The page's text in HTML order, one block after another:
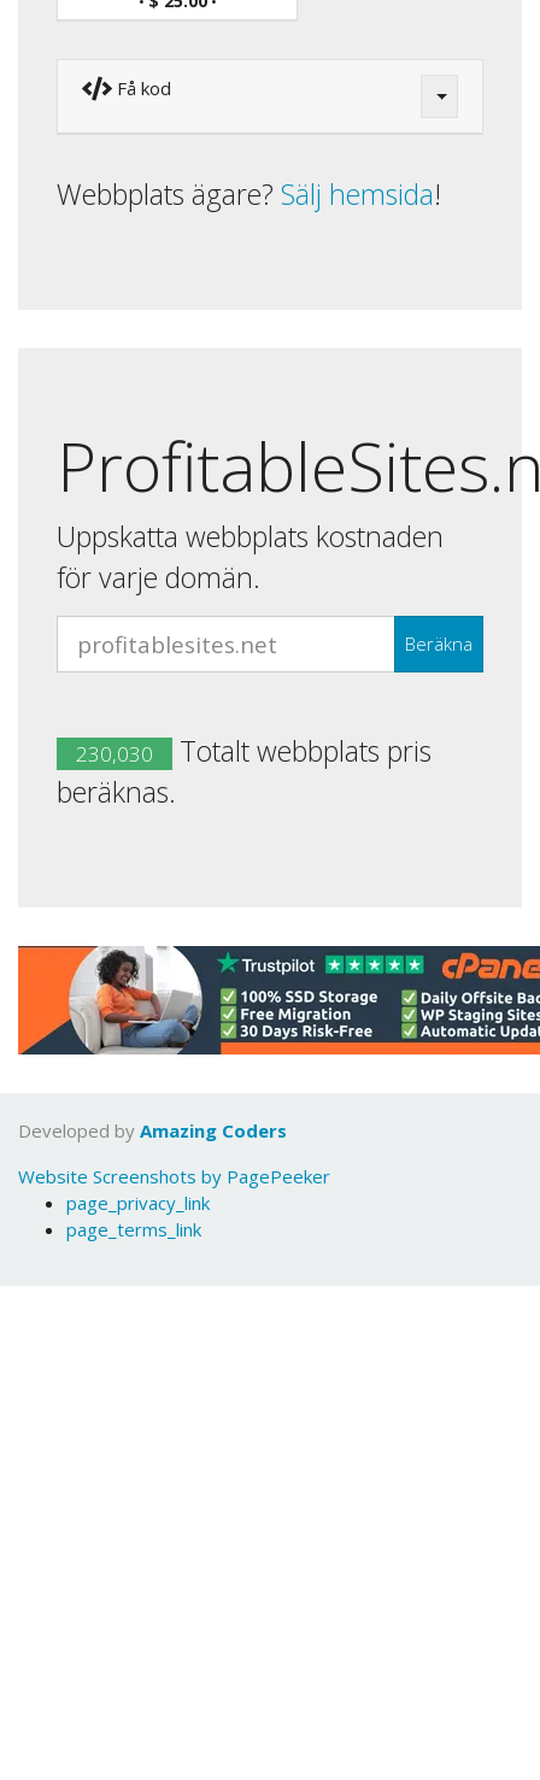
Få kod
Webbplats ägare? Sälj hemsida!
Uppskatta webbplats kostnaden
för varje domän.
Beräkna
230,030
Totalt webbplats pris
beräknas.
Developed by Amazing Coders
Website Screenshots by PagePeeker
page_privacy_link
page_terms_link